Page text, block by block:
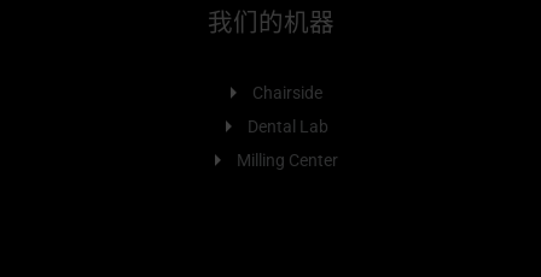
我们的机器
Chairside
Dental Lab
Milling Center